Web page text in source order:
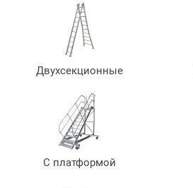
Двухсекционные
С платформой